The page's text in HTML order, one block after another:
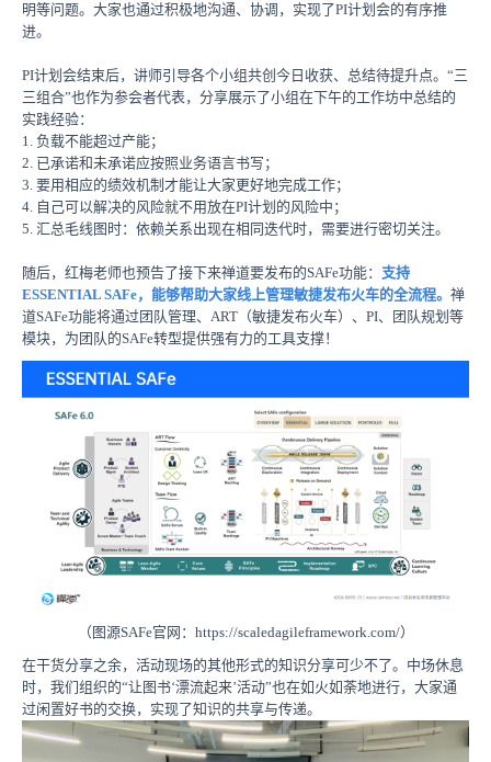
明等问题。大家也通过积极地沟通、协调，实现了PI计划会的有序推
进。
PI计划会结束后，讲师引导各个小组共创今日收获、总结待提升点。“三
三组合”也作为参会者代表，分享展示了小组在下午的工作坊中总结的
实践经验：
1. 负载不能超过产能；
2. 已承诺和未承诺应按照业务语言书写；
3. 要用相应的绩效机制才能让大家更好地完成工作；
4. 自己可以解决的风险就不用放在PI计划的风险中；
5. 汇总毛线图时：依赖关系出现在相同迭代时，需要进行密切关注。
随后，红梅老师也预告了接下来禅道要发布的SAFe功能： 支持
ESSENTIAL SAFe，能够帮助大家线上管理敏捷发布火车的全流程。 禅
道SAFe功能将通过团队管理、ART（敏捷发布火车）、PI、团队规划等
模块，为团队的SAFe转型提供强有力的工具支撑！
（图源SAFe官网：https://scaledagileframework.com/）
在干货分享之余，活动现场的其他形式的知识分享可少不了。中场休息
时，我们组织的“让图书‘漂流起来’活动”也在如火如荼地进行，大家通
过闲置好书的交换，实现了知识的共享与传递。